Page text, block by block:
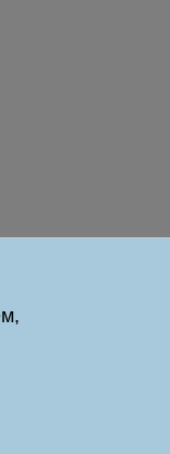
право изменять
уведомления.